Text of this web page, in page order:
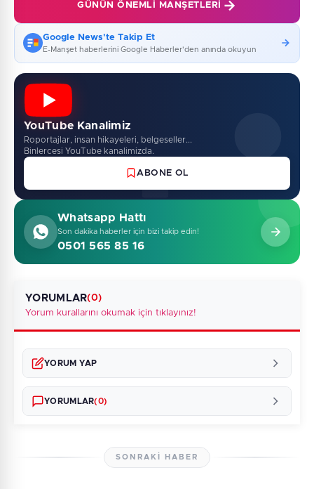
GÜNÜN ÖNEMLI MANŞETLERI
Google News'te Takip Et
E-Manşet haberlerini Google Haberler'den anında okuyun
YouTube Kanalimiz
Roportajlar, insan hikayeleri, belgeseller...
Binlercesi YouTube kanalimizda.
ABONE OL
Whatsapp Hattı
Son dakika haberler için bizi takip edin!
0501 565 85 16
YORUMLAR(0)
Yorum kurallarını okumak için tıklayınız!
YORUM YAP
YORUMLAR(0)
SONRAKI HABER